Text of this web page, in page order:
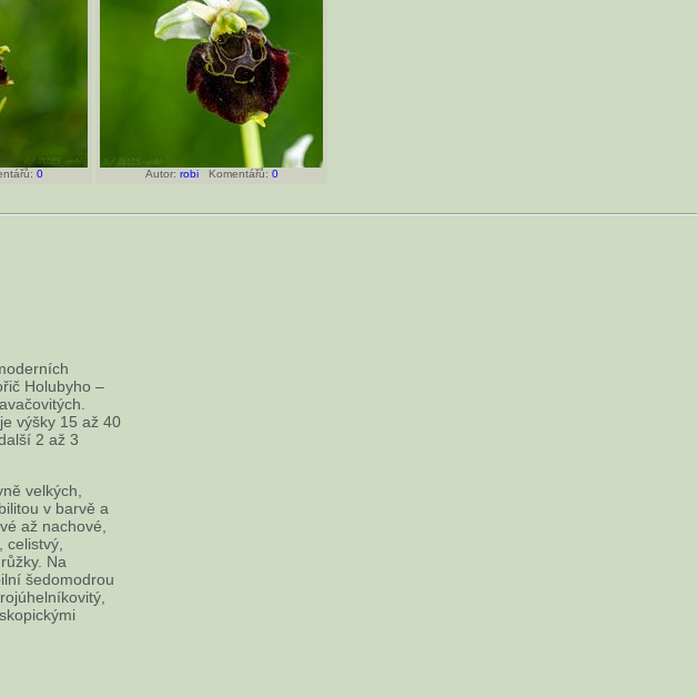
0 Autor: robiKomentářů: 0
Holubyho –
výšky 15 až 40
2 až 3
velkých,
v barvě a
až nachové,
celistvý,
Na
šedomodrou